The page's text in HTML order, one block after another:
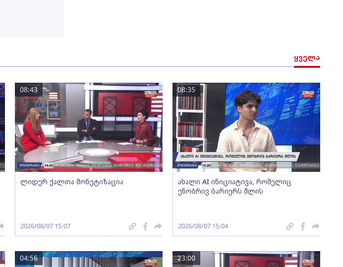
ყველა
ლიდერ ქალთა მონეტიზაცია
08:43
2026/08/07 15:07
ახალი AI ინიციატივა, რომელიც
ენობრივ ბარიერს შლის
08:35
2026/08/07 15:04
04:56 23:00